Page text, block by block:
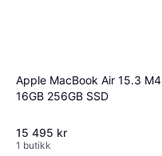
Apple MacBook Air 15.3 M4
16GB 256GB SSD
15 495 kr
1 butikk